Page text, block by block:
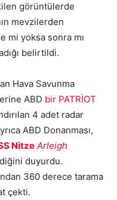
görüntülerde
mevzilerden
mi yoksa sonra mı
belirtildi.
Hava Savunma
ABD bir PATRİOT
4 adet radar
ABD Donanması,
Nitze Arleigh
duyurdu.
360 derece tarama
çekti.